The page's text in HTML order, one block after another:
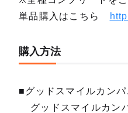
単品購入はこちら
購入方法
■グッドスマイルカン
グッドスマイルカン